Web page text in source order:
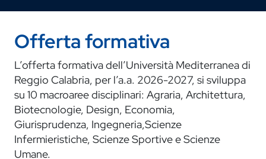
Offerta formativa
L’offerta formativa dell’Università Mediterranea di
Reggio Calabria, per l’a.a. 2026-2027, si sviluppa
su 10 macroaree disciplinari: Agraria, Architettura,
Biotecnologie, Design, Economia,
Giurisprudenza, Ingegneria,Scienze
Infermieristiche, Scienze Sportive e Scienze
Umane.